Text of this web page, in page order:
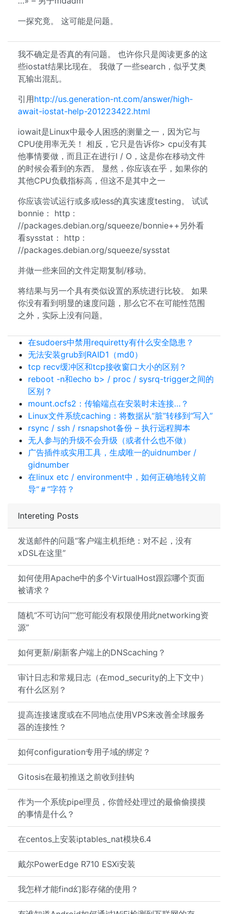
Intereting Posts
发送邮件的问题“客户端主机拒绝：对不起，没有
xDSL在这里”
如何使用Apache中的多个VirtualHost跟踪哪个页面
被请求？
随机“不可访问”“您可能没有权限使用此networking资
源”
如何更新/刷新客户端上的DNScaching？
审计日志和常规日志（在mod_security的上下文中）
有什么区别？
提高连接速度或在不同地点使用VPS来改善全球服务
器的连接性？
如何configuration专用子域的绑定？
Gitosis在最初推送之前收到挂钩
作为一个系统pipe理员，你曾经处理过的最偷偷摸摸
的事情是什么？
在centos上安装iptables_nat模块6.4
戴尔PowerEdge R710 ESXi安装
我怎样才能find幻影存储的使用？
一探究竟。 这可能是问题。
我不确定是否真的有问题。 也许你只是阅读更多的这
些iostat结果比现在。 我做了一些search，似乎艾奥
瓦输出混乱。
引用http://us.generation-nt.com/answer/high-
await-iostat-help-201223422.html
iowait是Linux中最令人困惑的测量之一，因为它与
CPU使用率无关！ 相反，它只是告诉你> cpu没有其
他事情要做，而且正在进行I / O，这是你在移动文件
的时候会看到的东西。 显然，你应该在乎，如果你的
其他CPU负载指标高，但这不是其中之一
你应该尝试运行或多或less的真实速度testing。 试试
bonnie： http :
//packages.debian.org/squeeze/bonnie++另外看
看sysstat： http :
//packages.debian.org/squeeze/sysstat
并做一些来回的文件定期复制/移动。
将结果与另一个具有类似设置的系统进行比较。 如果
你没有看到明显的速度问题，那么它不在可能性范围
之外，实际上没有问题。
在sudoers中禁用requiretty有什么安全隐患？
无法安装grub到RAID1（md0）
tcp recv缓冲区和tcp接收窗口大小的区别？
reboot -n和echo b> / proc / sysrq-trigger之间的
区别？
mount.ocfs2：传输端点在安装时未连接…？
Linux文件系统caching：将数据从“脏”转移到“写入”
rsync / ssh / rsnapshot备份 – 执行远程脚本
无人参与的升级不会升级（或者什么也不做）
广告插件或实用工具，生成唯一的uidnumber /
gidnumber
在linux etc / environment中，如何正确地转义前
导“＃”字符？